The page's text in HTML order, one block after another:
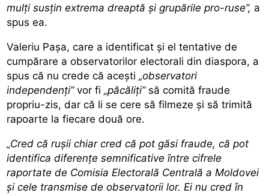
mulți susțin extrema dreaptă și grupările pro-ruse”, a
spus ea.
Valeriu Pașa, care a identificat și el tentative de
cumpărare a observatorilor electorali din diaspora, a
spus că nu crede că acești„observatori
independenți”vor fi „păcăliți”să comită fraude
propriu-zis, dar că li se cere să filmeze și să trimită
rapoarte la fiecare două ore.
„Cred că rușii chiar cred că pot găsi fraude, că pot
identifica diferențe semnificative între cifrele
raportate de Comisia Electorală Centrală a Moldovei
și cele transmise de observatorii lor. Ei nu cred în